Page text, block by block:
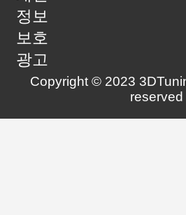
정보
보호
광고
Copyright © 2023
reserved